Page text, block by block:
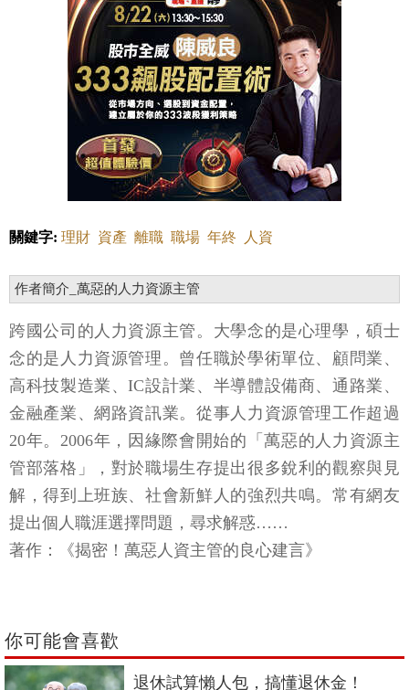
關鍵字: 理財 資產 離職 職場 年終 人資
作者簡介_萬惡的人力資源主管
跨國公司的人力資源主管。大學念的是心理學，碩士
念的是人力資源管理。曾任職於學術單位、顧問業、
高科技製造業、IC設計業、半導體設備商、通路業、
金融產業、網路資訊業。從事人力資源管理工作超過
20年。2006年，因緣際會開始的「萬惡的人力資源主
管部落格」，對於職場生存提出很多銳利的觀察與見
解，得到上班族、社會新鮮人的強烈共鳴。常有網友
提出個人職涯選擇問題，尋求解惑……
著作：《揭密！萬惡人資主管的良心建言》
你可能會喜歡
退休試算懶人包，搞懂退休金！